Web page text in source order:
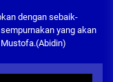
dengan sebaik-
yang akan